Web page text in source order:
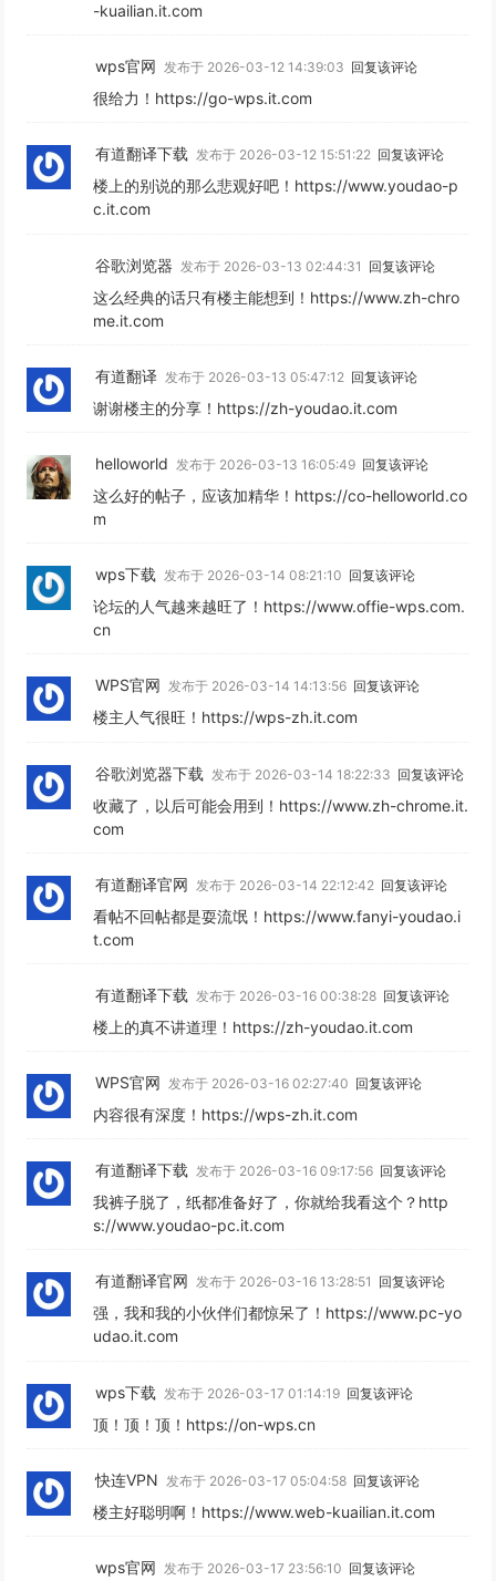
-kuailian.it.com
wps官网 发布于 2026-03-12 14:39:03 回复该评论
很给力！https://go-wps.it.com
有道翻译下载 发布于 2026-03-12 15:51:22 回复该评论
楼上的别说的那么悲观好吧！https://www.youdao-p
c.it.com
谷歌浏览器 发布于 2026-03-13 02:44:31 回复该评论
这么经典的话只有楼主能想到！https://www.zh-chro
me.it.com
有道翻译 发布于 2026-03-13 05:47:12 回复该评论
谢谢楼主的分享！https://zh-youdao.it.com
helloworld 发布于 2026-03-13 16:05:49 回复该评论
这么好的帖子，应该加精华！https://co-helloworld.co
m
wps下载 发布于 2026-03-14 08:21:10 回复该评论
论坛的人气越来越旺了！https://www.offie-wps.com.
cn
WPS官网 发布于 2026-03-14 14:13:56 回复该评论
楼主人气很旺！https://wps-zh.it.com
谷歌浏览器下载 发布于 2026-03-14 18:22:33 回复该评论
收藏了，以后可能会用到！https://www.zh-chrome.it.
com
有道翻译官网 发布于 2026-03-14 22:12:42 回复该评论
看帖不回帖都是耍流氓！https://www.fanyi-youdao.i
t.com
有道翻译下载 发布于 2026-03-16 00:38:28 回复该评论
楼上的真不讲道理！https://zh-youdao.it.com
WPS官网 发布于 2026-03-16 02:27:40 回复该评论
内容很有深度！https://wps-zh.it.com
有道翻译下载 发布于 2026-03-16 09:17:56 回复该评论
我裤子脱了，纸都准备好了，你就给我看这个？http
s://www.youdao-pc.it.com
有道翻译官网 发布于 2026-03-16 13:28:51 回复该评论
强，我和我的小伙伴们都惊呆了！https://www.pc-yo
udao.it.com
wps下载 发布于 2026-03-17 01:14:19 回复该评论
顶！顶！顶！https://on-wps.cn
快连VPN 发布于 2026-03-17 05:04:58 回复该评论
楼主好聪明啊！https://www.web-kuailian.it.com
wps官网 发布于 2026-03-17 23:56:10 回复该评论